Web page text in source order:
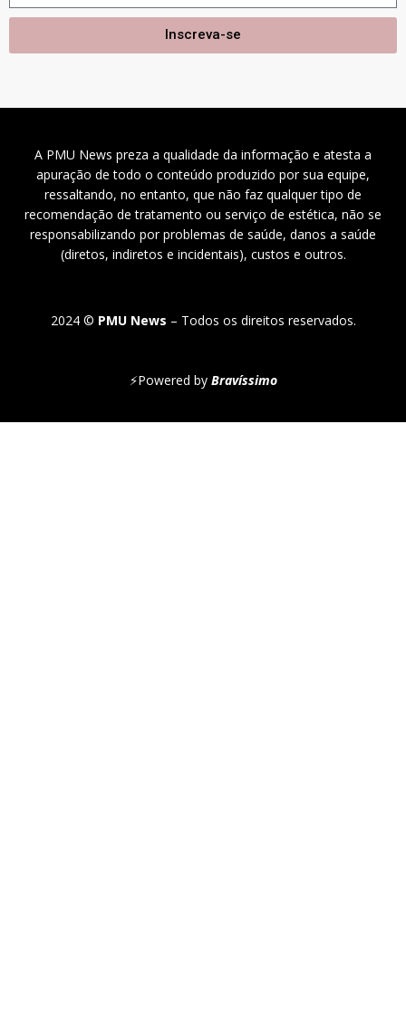
Inscreva-se
A PMU News preza a qualidade da informação e atesta a
apuração de todo o conteúdo produzido por sua equipe,
ressaltando, no entanto, que não faz qualquer tipo de
recomendação de tratamento ou serviço de estética, não se
responsabilizando por problemas de saúde, danos a saúde
(diretos, indiretos e incidentais), custos e outros.
2024 © PMU News – Todos os direitos reservados.
⚡Powered by Bravíssimo